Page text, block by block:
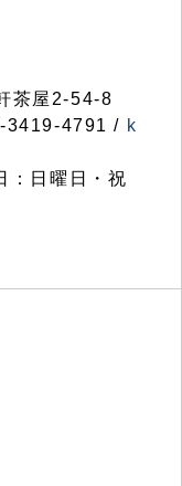
茶屋2-54-8
3419-4791 / k
：日曜日・祝